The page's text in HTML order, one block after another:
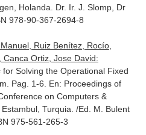
Holanda. Dr. Ir. J. Slomp, Dr
978-90-367-2694-8
Ruiz Benítez, Rocío,
Ortiz, Jose David:
Solving the Operational Fixed
Pag. 1-6. En: Proceedings of
on Computers &
. Estambul, Turquia. /Ed. M. Bulent
975-561-265-3